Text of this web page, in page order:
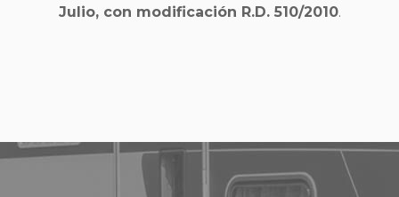
Julio, con modificación R.D. 510/2010.